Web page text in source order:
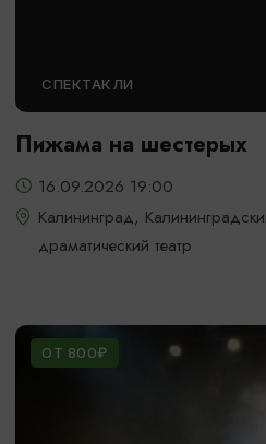
СПЕКТАКЛИ
Пижама на шестерых
16.09.2026 19:00
Калининград,
драматический театр
ОТ 800₽